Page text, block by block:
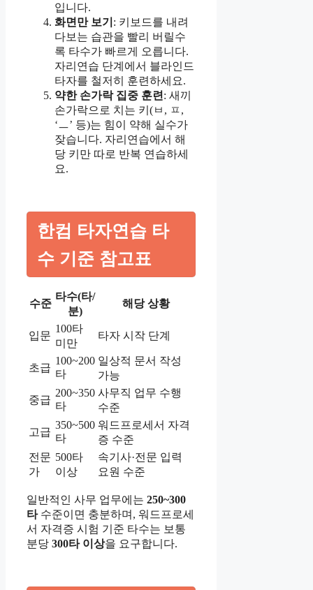
입니다.
화면만 보기 : 키보드를 내려
다보는 습관을 빨리 버릴수
록 타수가 빠르게 오릅니다.
자리연습 단계에서 블라인드
타자를 철저히 훈련하세요.
약한 손가락 집중 훈련 : 새끼
손가락으로 치는 키(ㅂ, ㅍ,
‘ㅡ’ 등)는 힘이 약해 실수가
잦습니다. 자리연습에서 해
당 키만 따로 반복 연습하세
요.
한컴 타자연습 타
수 기준 참고표
수준
타수(타/
분)
해당 상황
입문
100타
미만
타자 시작 단계
초급
100~200
타
일상적 문서 작성
가능
중급
200~350
타
사무직 업무 수행
수준
고급
350~500
타
워드프로세서 자격
증 수준
전문
가
500타
이상
속기사·전문 입력
요원 수준
일반적인 사무 업무에는 250~300
타수준이면 충분하며, 워드프로세
서 자격증 시험 기준 타수는 보통
분당 300타 이상을 요구합니다.